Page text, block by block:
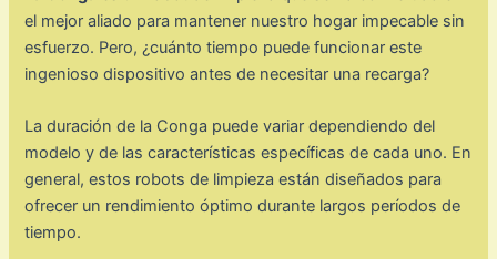
el mejor aliado para mantener nuestro hogar impecable sin
esfuerzo. Pero, ¿cuánto tiempo puede funcionar este
ingenioso dispositivo antes de necesitar una recarga?
La duración de la Conga puede variar dependiendo del
modelo y de las características específicas de cada uno. En
general, estos robots de limpieza están diseñados para
ofrecer un rendimiento óptimo durante largos períodos de
tiempo.